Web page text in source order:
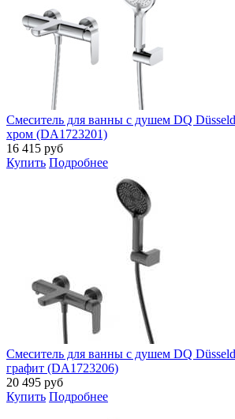
Смеситель для ванны с душем DQ
хром (DA1723201)
16 415 руб
Купить Подробнее
Смеситель для ванны с душем DQ
графит (DA1723206)
20 495 руб
Купить Подробнее